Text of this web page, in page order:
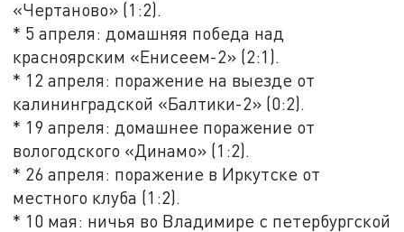
«Чертаново» (1:2).
* 5 апреля: домашняя победа над
красноярским «Енисеем-2» (2:1).
* 12 апреля: поражение на выезде от
калининградской «Балтики-2» (0:2).
* 19 апреля: домашнее поражение от
вологодского «Динамо» (1:2).
* 26 апреля: поражение в Иркутске от
местного клуба (1:2).
* 10 мая: ничья во Владимире с петербургской